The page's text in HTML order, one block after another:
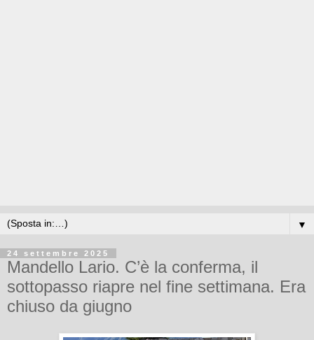
▼
24 settembre 2025
Mandello Lario. C’è la conferma, il
sottopasso riapre nel fine settimana. Era
chiuso da giugno